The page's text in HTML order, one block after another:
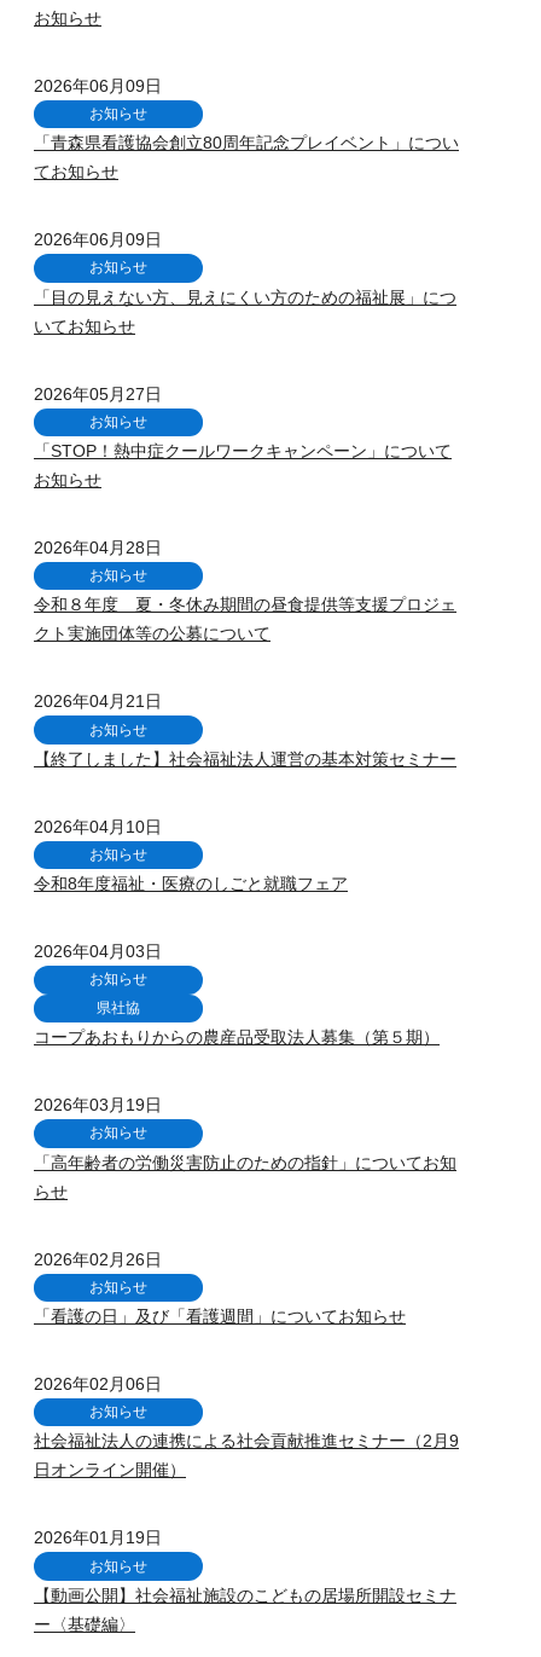
お知らせ
2026年06月09日
お知らせ
「青森県看護協会創立80周年記念プレイベント」につい
てお知らせ
2026年06月09日
お知らせ
「目の見えない方、見えにくい方のための福祉展」につ
いてお知らせ
2026年05月27日
お知らせ
「STOP！熱中症クールワークキャンペーン」について
お知らせ
2026年04月28日
お知らせ
令和８年度 夏・冬休み期間の昼食提供等支援プロジェ
クト実施団体等の公募について
2026年04月21日
お知らせ
【終了しました】社会福祉法人運営の基本対策セミナー
2026年04月10日
お知らせ
令和8年度福祉・医療のしごと就職フェア
2026年04月03日
お知らせ
県社協
コープあおもりからの農産品受取法人募集（第５期）
2026年03月19日
お知らせ
「高年齢者の労働災害防止のための指針」についてお知
らせ
2026年02月26日
お知らせ
「看護の日」及び「看護週間」についてお知らせ
2026年02月06日
お知らせ
社会福祉法人の連携による社会貢献推進セミナー（2月9
日オンライン開催）
2026年01月19日
お知らせ
【動画公開】社会福祉施設のこどもの居場所開設セミナ
ー〈基礎編〉